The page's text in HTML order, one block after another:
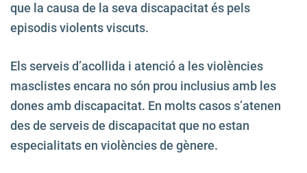
que la causa de la seva discapacitat és pels
episodis violents viscuts.
Els serveis d’acollida i atenció a les violències
masclistes encara no són prou inclusius amb les
dones amb discapacitat. En molts casos s’atenen
des de serveis de discapacitat que no estan
especialitats en violències de gènere.